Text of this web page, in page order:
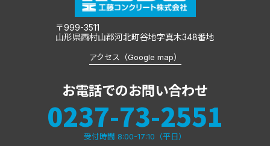
〒999-3511
山形県西村山郡河北町谷地字真木348番地
アクセス（Google map）
お電話でのお問い合わせ
0237-73-2551
受付時間 8:00-17:10（平日）